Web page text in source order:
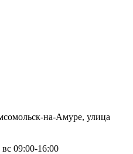
на-Амуре, улица
09:00-16:00